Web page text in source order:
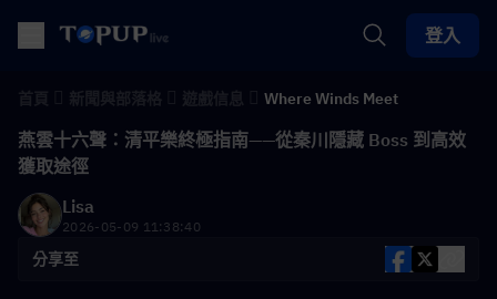
登入
Where Winds Meet
燕雲十六聲：清平樂終極指南——從秦川隱藏 Boss 到高效
獲取途徑
Lisa
2026-05-09 11:38:40
分享至